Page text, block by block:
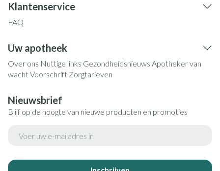
Klantenservice
FAQ
Uw apotheek
Over ons Nuttige links Gezondheidsnieuws Apotheker van
wachtVoorschrift Zorgtarieven
Nieuwsbrief
Blijf op de hoogte van nieuwe producten en promoties